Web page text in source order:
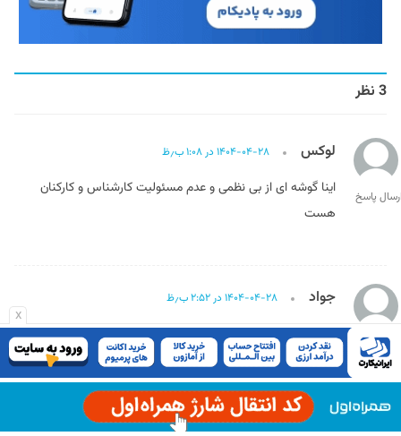
x
3 نظر
لوکس ۱۴۰۴-۰۴-۲۸ در ۱:۰۸ ب٫ظ
اینا گوشه ای از بی نظمی و عدم مسئولیت کارشناس و کارکنان
هست
پاسخ
جواد ۱۴۰۴-۰۴-۲۸ در ۲:۵۲ ب٫ظ
چه گناهی کردیم گول خوردیم و در بانک سپه حساب باز کردیم؟
الان دو ماهه امتیازات تسهیلات را بلوکه کرده به بهانه هک!!!!!!!
آبرو و اعتبارم را دارم از دست میدم
پاسخ